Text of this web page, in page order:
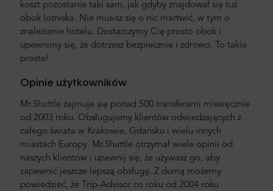
koszt pozostanie taki sam, jak gdyby znajdował się tuż
obok lotniska. Nie musisz się o nic martwić, w tym o
znalezienie hotelu. Dostarczymy Cię prosto obok i
upewnimy się, że dotrzesz bezpiecznie i zdrowo. To takie
proste!
Opinie użytkowników
Mr.Shuttle zajmuje się ponad 500 transferami miesięcznie
od 2003 roku. Obsługujemy klientów odwiedzających z
całego świata w Krakowie, Gdańsku i wielu innych
miastach Europy. Mr.Shuttle otrzymał wiele opinii od
naszych klientów i upewnij się, że używasz go, aby
zapewnić jeszcze lepszą obsługę. Z dumą możemy
powiedzieć, że Trip-Advisor co roku od 2004 roku